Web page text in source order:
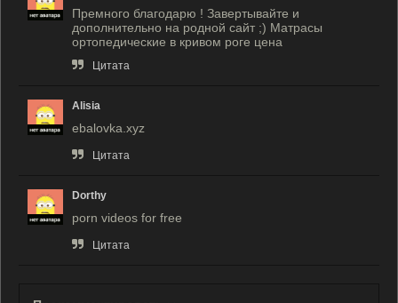
Премного благодарю ! Завертывайте и
дополнительно на родной сайт ;) Матрасы
ортопедические в кривом роге цена
Цитата
Alisia
ebalovka.xyz
Цитата
Dorthy
porn videos for free
Цитата